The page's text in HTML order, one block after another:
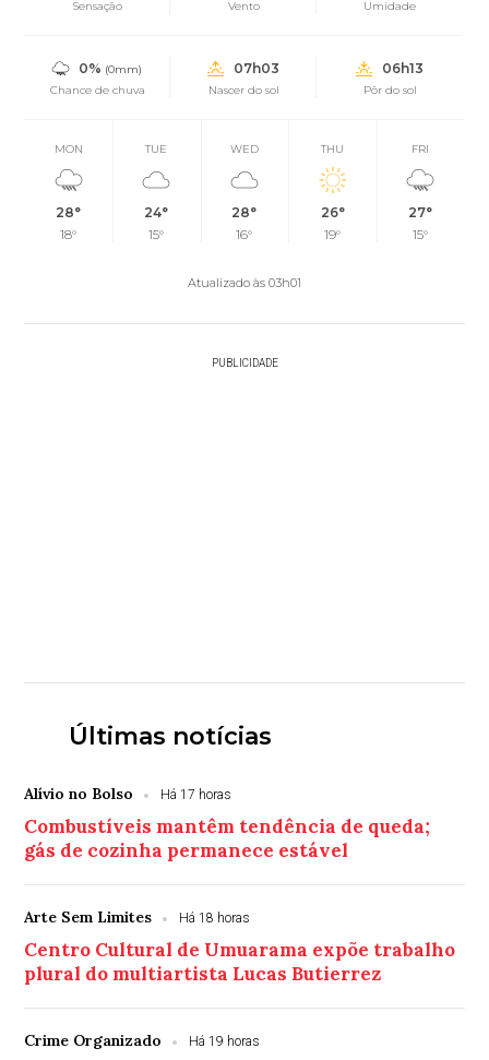
Sensação Vento Umidade
0% (0mm)
Chance de chuva
07h03
Nascer do sol
06h13
Pôr do sol
MON
28°
18°
TUE
24°
15°
WED
28°
16°
THU
26°
19°
FRI
27°
15°
Atualizado às 03h01
PUBLICIDADE
Últimas notícias
Alívio no Bolso Há 17 horas
Combustíveis mantêm tendência de queda;
gás de cozinha permanece estável
Arte Sem Limites Há 18 horas
Centro Cultural de Umuarama expõe trabalho
plural do multiartista Lucas Butierrez
Crime Organizado Há 19 horas